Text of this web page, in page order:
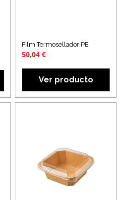
Film Termosellador PE
50,04 €
Ver producto